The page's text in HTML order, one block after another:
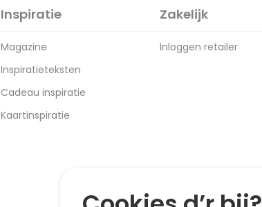
Inspiratie
Magazine
Inspiratieteksten
Cadeau inspiratie
Kaartinspiratie
Zakelijk
Inloggen retailer